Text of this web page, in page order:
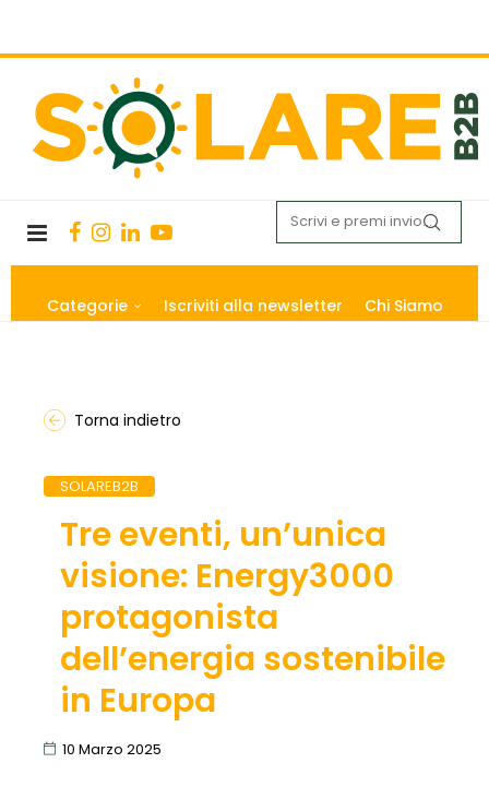
Categorie Iscriviti alla newsletter Chi Siamo
Torna indietro
SOLAREB2B
Tre eventi, un’unica
visione: Energy3000
protagonista
dell’energia sostenibile
in Europa
10 Marzo 2025